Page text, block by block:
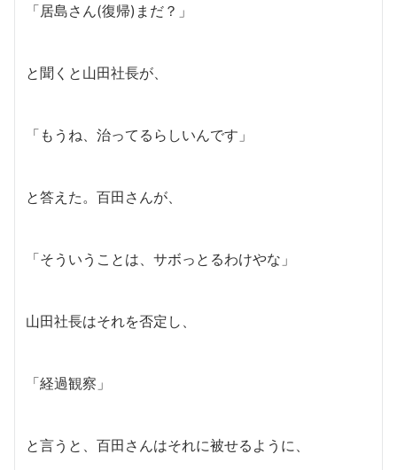
「居島さん(復帰)まだ？」
と聞くと山田社長が、
「もうね、治ってるらしいんです」
と答えた。百田さんが、
「そういうことは、サボっとるわけやな」
山田社長はそれを否定し、
「経過観察」
と言うと、百田さんはそれに被せるように、